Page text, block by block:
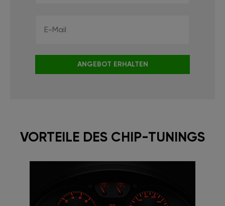
ANGEBOT ERHALTEN
VORTEILE DES CHIP-TUNINGS